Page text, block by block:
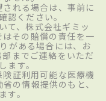
れる場合は、事前に
認ください。
て、株式会社ギミッ
その賠償の責任を一
がある場合には、お
までご連絡をいただ
ます。
証利用可能な医療機
の情報提供のもと、
す。